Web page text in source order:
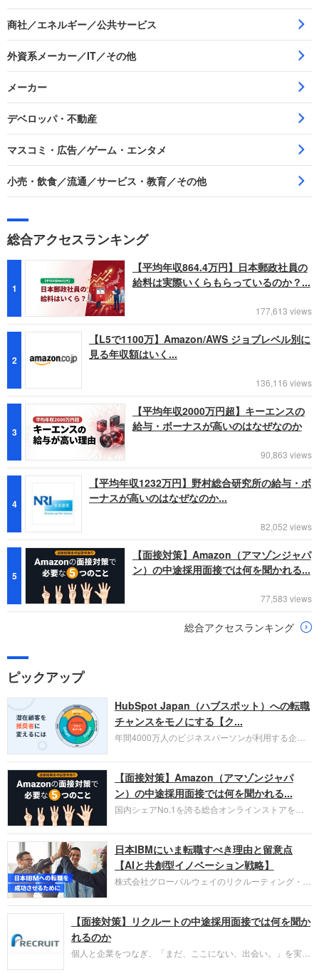
商社／エネルギー／公共サービス
外資系メーカー／IT／その他
メーカー
デベロッパ・不動産
マスコミ・広告／ゲーム・エンタメ
小売・飲食／流通／サービス・教育／その他
総合アクセスランキング
1
【平均年収864.4万円】日本郵政社員の
給料は実際いくらもらっているのか？...
177,613 views
2
【L5で1100万】Amazon/AWS ジョブレベル別に
見る年収額はいく...
136,116 views
3
【平均年収2000万円超】キーエンスの
給与・ボーナスが高いのはなぜなのか
90,863 views
4
【平均年収1232万円】野村総合研究所の給与・ボ
ーナスが高いのはなぜなのか...
82,052 views
5
【面接対策】Amazon（アマゾンジャパ
ン）の中途採用面接では何を聞かれる...
77,583 views
総合アクセスランキング
ピックアップ
HubSpot Japan（ハブスポット）への転職
チャンスをモノにする【ク...
年間4000万人のビジネスパーソンが利用する企業
お勧めするイチオシ企業をご紹介します。今回はク
ラウド型CRMプラットフォームを提供する
HubSpot Japan（ハブスポット・ジャパン）株式会
社です。採用面接対策の企業研究にご活用くださ
い。
【面接対策】Amazon（アマゾンジャパ
ン）の中途採用面接では何を聞かれる...
国内シェアNo.1を誇る総合オンラインストアを運
圧倒的な存在感を持つAmazon。中途採用面接では
過去の具体的な業務成果やリーダーシップの発揮、
失敗からの学びが重視され、人間性やカルチャーフ
ィットも評価対象となり、長期的に成長できる仲間
であるかを多角的に審査されます。
日本IBMにいま転職すべき理由と留意点
【AIと共創型イノベーション戦略】
株式会社グローバルウェイのリクルーティング・パ
パーソンが利用する企業口コミサイト「キャリコ
ネ」の転職エージェントがお勧めするイチオシ企業
IBMです。採用面接対策の企業研究にご活用くださ
い。
【面接対策】リクルートの中途採用面接では何を聞か
れるのか
個人と企業をつなぎ、「まだ、ここにない、出会い。」を実現